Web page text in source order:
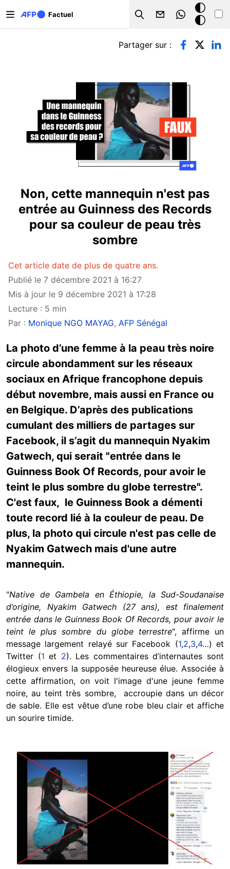
Factuel
Search
Mode
sombre
Onglets principaux
Partager sur :
Non, cette mannequin n'est pas
entrée au Guinness des Records
pour sa couleur de peau très
sombre
Cet article date de plus de quatre ans.
Publié le 7 décembre 2021 à 16:27
Mis à jour le 9 décembre 2021 à 17:28
Lecture : 5 min
Par : Monique NGO MAYAG, AFP Sénégal
La photo d’une femme à la peau très noire
circule abondamment sur les réseaux
sociaux en Afrique francophone depuis
début novembre, mais aussi en France ou
en Belgique. D’après des publications
cumulant des milliers de partages sur
Facebook, il s’agit du mannequin Nyakim
Gatwech, qui serait "entrée dans le
Guinness Book Of Records, pour avoir le
teint le plus sombre du globe terrestre".
C'est faux, le Guinness Book a démenti
toute record lié à la couleur de peau. De
plus, la photo qui circule n'est pas celle de
Nyakim Gatwech mais d'une autre
mannequin.
"Native de Gambela en Éthiopie, la Sud-Soudanaise
d’origine, Nyakim Gatwech (27 ans), est finalement
entrée dans le Guinness Book Of Records, pour avoir le
teint le plus sombre du globe terrestre", affirme un
message largement relayé sur Facebook (1,2,3,4…) et
Twitter (1 et 2). Les commentaires d’internautes sont
élogieux envers la supposée heureuse élue. Associée à
cette affirmation, on voit l'image d'une jeune femme
noire, au teint très sombre, accroupie dans un décor
de sable. Elle est vêtue d’une robe bleu clair et affiche
un sourire timide.
Image